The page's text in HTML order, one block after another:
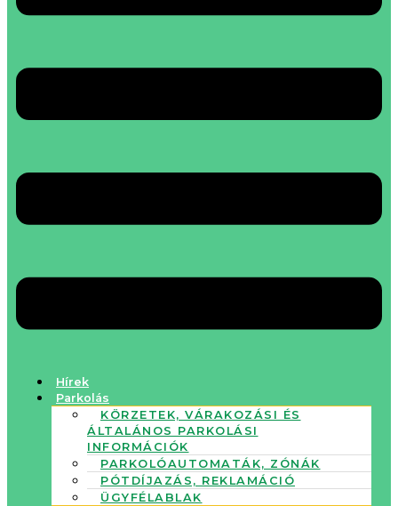
Hírek
Parkolás
KÖRZETEK, VÁRAKOZÁSI ÉS
ÁLTALÁNOS PARKOLÁSI
INFORMÁCIÓK
PARKOLÓAUTOMATÁK, ZÓNÁK
PÓTDÍJAZÁS, REKLAMÁCIÓ
ÜGYFÉLABLAK